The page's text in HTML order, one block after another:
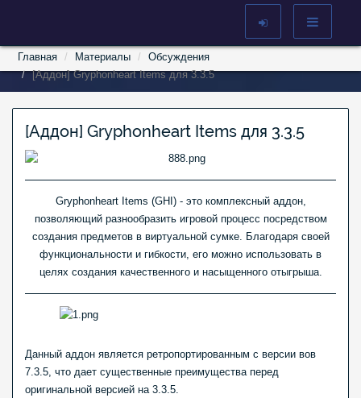
Главная Материалы
Обсуждения
[Аддон] Gryphonheart Items для 3.3.5
[Аддон] Gryphonheart Items для 3.3.5
Gryphonheart Items (GHI) - это комплексный аддон,
позволяющий разнообразить игровой процесс посредством
создания предметов в виртуальной сумке. Благодаря своей
функциональности и гибкости, его можно использовать в
целях создания качественного и насыщенного отыгрыша.
Данный аддон является ретропортированным с версии вов
7.3.5, что дает существенные преимущества перед
оригинальной версией на 3.3.5.